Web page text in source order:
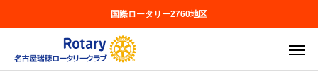
国際ロータリー2760地区